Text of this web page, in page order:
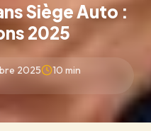
Siège Auto :
2025
2025 10 min